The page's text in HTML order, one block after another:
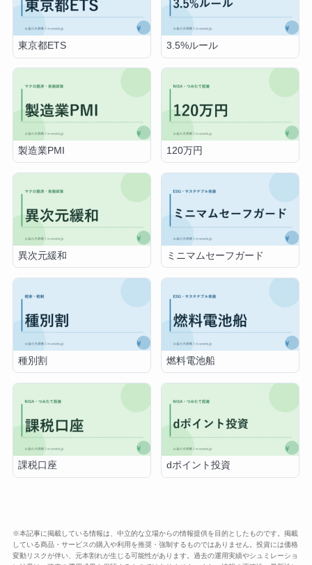
東京都ETS 3.5%ルール
製造業PMI 120万円
異次元緩和 ミニマムセーフガード
種別割 燃料電池船
課税口座 dポイント投資
※本記事に掲載している情報は、中立的な立場からの情報提供を目的としたものです。掲載
している商品・サービスの購入や利用を推奨・強制するものではありません。投資には価格
変動リスクが伴い、元本割れが生じる可能性があります。過去の運用実績やシュミレーショ